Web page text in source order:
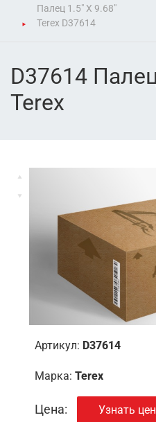
Палец 1.5" X 9.68"
Terex D37614
D37614
Terex
Артикул: D37614
Марка: Terex
Цена: Узнать